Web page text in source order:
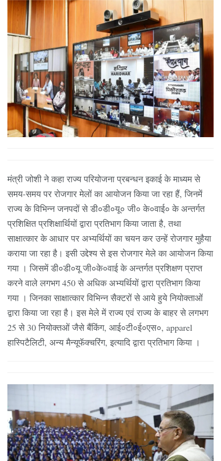
मंत्री जोशी ने कहा राज्य परियोजना प्रबन्धन इकाई के माध्यम से
समय-समय पर रोजगार मेलों का आयोजन किया जा रहा हैं, जिनमें
राज्य के विभिन्न जनपदों से डी०डी०यू० जी० के०वाई० के अन्तर्गत
प्रशिक्षित प्रशिक्षार्थियों द्वारा प्रतिभाग किया जाता है, तथा
साक्षात्कार के आधार पर अभ्यर्थियों का चयन कर उन्हें रोजगार मुहैया
कराया जा रहा है। इसी उद्देश्य से इस रोजगार मेले का आयोजन किया
गया । जिसमें डी०डी०यू जी०के०वाई के अन्तर्गत प्रशिक्षण प्राप्त
करने वाले लगभग 450 से अधिक अभ्यर्थियों द्वारा प्रतिभाग किया
गया । जिनका साक्षात्कार विभिन्न सैक्टरों से आये हुये नियोक्ताओं
द्वारा किया जा रहा है। इस मेले में राज्य एवं राज्य के बाहर से लगभग
25 से 30 नियोक्तओं जैसे बैंकिंग, आई०टी०ई०एस०, apparel
हास्पिटैलिटी, अन्य मैन्यूफॅक्चरिंग, इत्यादि द्वारा प्रतिभाग किया ।